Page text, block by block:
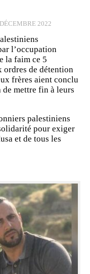
2022
l’occupation
la faim ce 5
ordres de détention
frères aient conclu
mettre fin à leurs
palestiniens
pour exiger
et de tous les